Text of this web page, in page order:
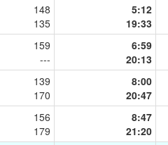
148
135
5:12
19:33
159
---
6:59
20:13
139
170
8:00
20:47
156
179
8:47
21:20